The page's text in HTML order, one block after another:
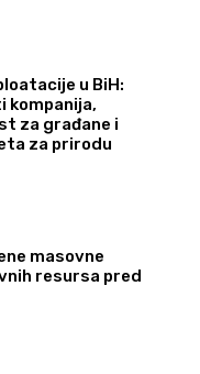
u BiH:
kompanija,
za građane i
za prirodu
masovne
resursa pred